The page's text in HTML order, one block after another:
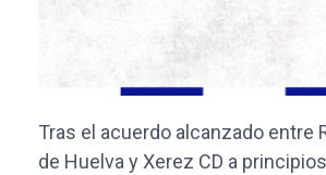
Tras el acuerdo alcanzado entre
de Huelva y Xerez CD a